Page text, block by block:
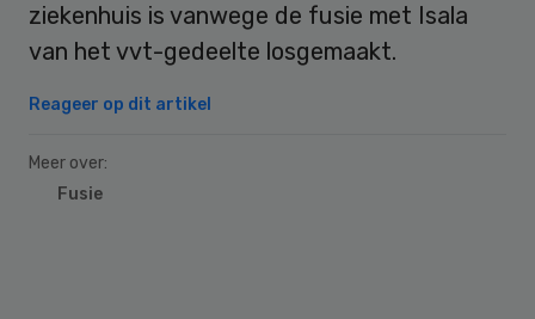
ziekenhuis is vanwege de fusie met Isala
van het vvt-gedeelte losgemaakt.
Reageer op dit artikel
Meer over:
Fusie